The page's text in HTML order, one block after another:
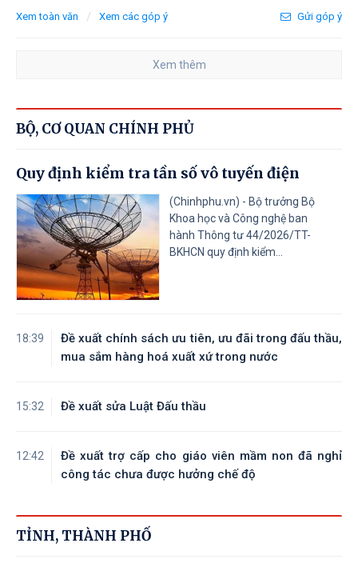
Xem toàn văn / Xem các góp ý Gửi góp ý
Xem thêm
BỘ, CƠ QUAN CHÍNH PHỦ
Quy định kiểm tra tần số vô tuyến điện
(Chinhphu.vn) - Bộ trưởng Bộ
Khoa học và Công nghệ ban
hành Thông tư 44/2026/TT-
BKHCN quy định kiểm...
18:39
Đề xuất chính sách ưu tiên, ưu đãi trong đấu thầu,
mua sắm hàng hoá xuất xứ trong nước
15:32 Đề xuất sửa Luật Đấu thầu
12:42
Đề xuất trợ cấp cho giáo viên mầm non đã nghỉ
công tác chưa được hưởng chế độ
TỈNH, THÀNH PHỐ